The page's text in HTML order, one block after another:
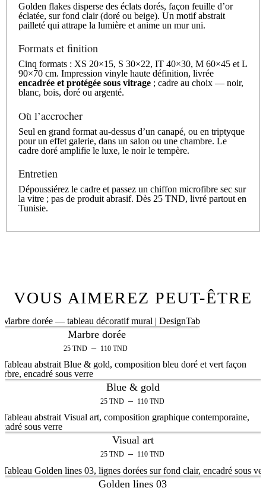
Golden flakes disperse des éclats dorés, façon feuille d’or
éclatée, sur fond clair (doré ou beige). Un motif abstrait
pailleté qui attrape la lumière et anime un mur uni.
Formats et finition
Cinq formats : XS 20×15, S 30×22, IT 40×30, M 60×45 et L
90×70 cm. Impression vinyle haute définition, livrée
encadrée et protégée sous vitrage ; cadre au choix — noir,
blanc, bois, doré ou argenté.
Où l’accrocher
Seul en grand format au-dessus d’un canapé, ou en triptyque
pour un effet galerie, dans un salon ou une chambre. Le
cadre doré amplifie le luxe, le noir le tempère.
Entretien
Dépoussiérez le cadre et passez un chiffon microfibre sec sur
la vitre ; pas de produit abrasif. Dès 25 TND, livré partout en
Tunisie.
VOUS AIMEREZ PEUT-ÊTRE
Marbre dorée
25 TND – 110 TND
Blue & gold
25 TND – 110 TND
Visual art
25 TND – 110 TND
Golden lines 03